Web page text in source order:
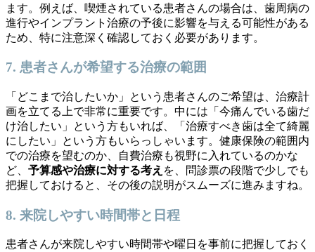
ます。例えば、喫煙されている患者さんの場合は、歯周病の
進行やインプラント治療の予後に影響を与える可能性がある
ため、特に注意深く確認しておく必要があります。
7. 患者さんが希望する治療の範囲
「どこまで治したいか」という患者さんのご希望は、治療計
画を立てる上で非常に重要です。中には「今痛んでいる歯だ
け治したい」という方もいれば、「治療すべき歯は全て綺麗
にしたい」という方もいらっしゃいます。健康保険の範囲内
での治療を望むのか、自費治療も視野に入れているのかな
ど、 予算感や治療に対する考え を、問診票の段階で少しでも
把握しておけると、その後の説明がスムーズに進みますね。
8. 来院しやすい時間帯と日程
患者さんが来院しやすい時間帯や曜日を事前に把握しておく